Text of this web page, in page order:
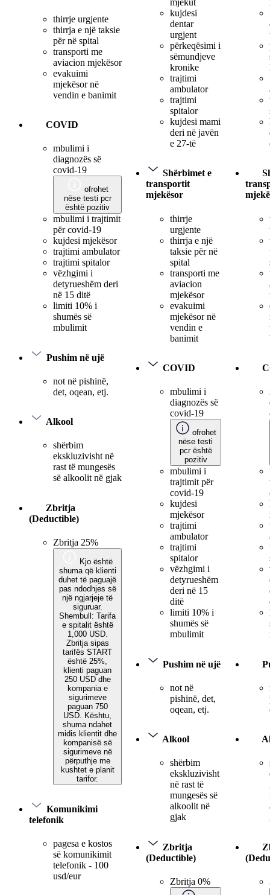
thirrje urgjente
thirrja e një taksie
për në spital
transporti me
aviacion mjekësor
evakuimi
mjekësor në
vendin e banimit
COVID
mbulimi i
diagnozës së
covid-19
ofrohet
nëse testi pcr
është pozitiv
mbulimi i trajtimit
për covid-19
kujdesi mjekësor
trajtimi ambulator
trajtimi spitalor
vëzhgimi i
detyrueshëm deri
në 15 ditë
limiti 10% i
shumës së
mbulimit
Pushim në ujë
not në pishinë,
det, oqean, etj.
Alkool
shërbim
ekskluzivisht në
rast të mungesës
së alkoolit në gjak
Zbritja
(Deductible)
Zbritja 25%
Kjo është
shuma që klienti
duhet të paguajë
pas ndodhjes së
një ngjarjeje të
siguruar.
Shembull: Tarifa
e spitalit është
1,000 USD.
Zbritja sipas
tarifës START
është 25%,
klienti paguan
250 USD dhe
kompania e
sigurimeve
paguan 750
USD. Kështu,
shuma ndahet
midis klientit dhe
kompanisë së
sigurimeve në
përputhje me
kushtet e planit
tarifor.
Komunikimi
telefonik
pagesa e kostos
së komunikimit
telefonik - 100
usd/eur
mjekut
kujdesi
dentar
urgjent
përkeqësimi i
sëmundjeve
kronike
trajtimi
ambulator
trajtimi
spitalor
kujdesi mami
deri në javën
e 27-të
Shërbimet e
transportit
mjekësor
thirrje
urgjente
thirrja e një
taksie për në
spital
transporti me
aviacion
mjekësor
evakuimi
mjekësor në
vendin e
banimit
COVID
mbulimi i
diagnozës së
covid-19
ofrohet
nëse testi
pcr është
pozitiv
mbulimi i
trajtimit për
covid-19
kujdesi
mjekësor
trajtimi
ambulator
trajtimi
spitalor
vëzhgimi i
detyrueshëm
deri në 15
ditë
limiti 10% i
shumës së
mbulimit
Pushim në ujë
not në
pishinë, det,
oqean, etj.
Alkool
shërbim
ekskluzivisht
në rast të
mungesës së
alkoolit në
gjak
Zbritja
(Deductible)
Zbritja 0%